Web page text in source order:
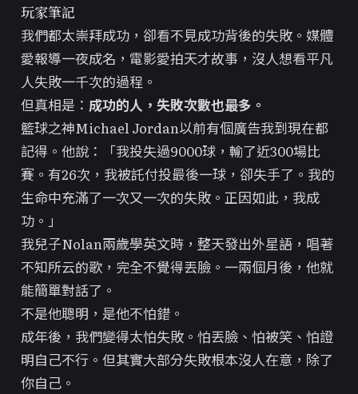
玩家筆記
我們都太崇拜成功，卻看不見成功背後的失敗。媒體
愛報導一夜成名，電影愛拍天才故事，沒人想看平凡
人失敗一千次的過程。
但真相是： 成功的人，失敗次數也最多。
籃球之神Michael Jordan以前有個廣告我到現在都
記得。他說：「我投失過9000球，輸了近300場比
賽。有26次，我被託付投最後一球，卻失手了。我的
生命中充滿了一次又一次的失敗。正因如此，我成
功。」
我兒子Nolan兩歲學英文時，整天發出外星語，唱著
不知所云的歌，完全不覺得丟臉。一兩個月後，他就
能簡單對話了。
不是他聰明，是他不怕錯。
成年後，我們變得太怕失敗。怕丟臉、怕被笑、怕證
明自己不行。但其實大部分失敗根本沒人在意，除了
你自己。